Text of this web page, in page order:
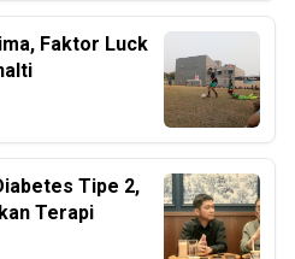
Faktor Luck
Tipe 2,
Terapi